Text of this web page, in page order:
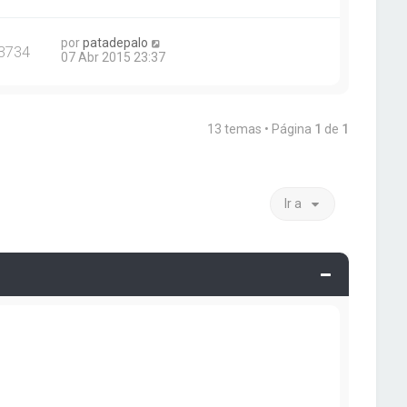
porpatadepalo
07 Abr 2015 23:37
13 temas • Página 1 de 1
Ir a